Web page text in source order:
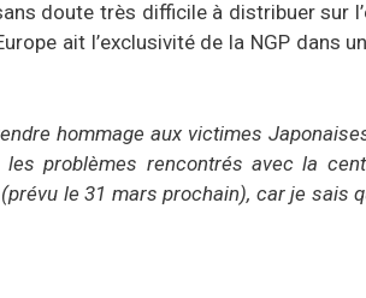
doute très difficile à distribuer sur
ait l’exclusivité de la NGP dans
hommage aux victimes
problèmes rencontrés avec la
le 31 mars prochain), car je